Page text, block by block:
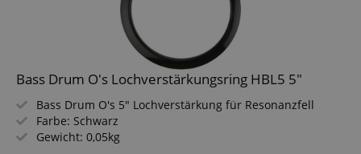
Bass Drum O's Lochverstärkungsring HBL5 5"
Bass Drum O's 5" Lochverstärkung für Resonanzfell
Farbe: Schwarz
Gewicht: 0,05kg